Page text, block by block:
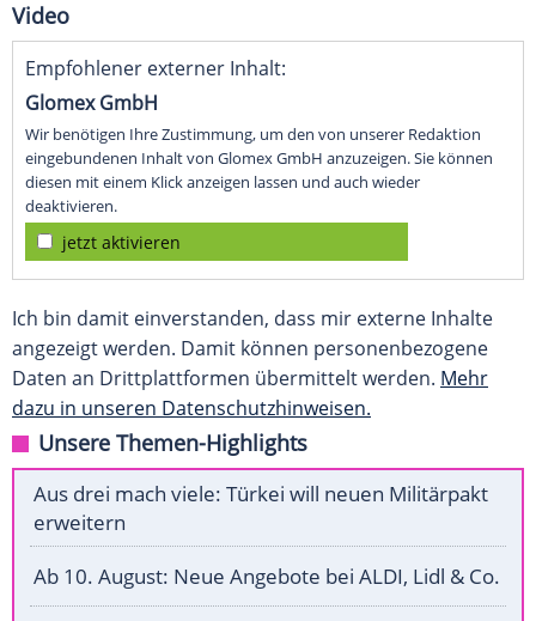
Video
Empfohlener externer Inhalt:
Glomex GmbH
Wir benötigen Ihre Zustimmung, um den von unserer Redaktion
eingebundenen Inhalt von Glomex GmbH anzuzeigen. Sie können
diesen mit einem Klick anzeigen lassen und auch wieder
deaktivieren.
jetzt aktivieren
Ich bin damit einverstanden, dass mir externe Inhalte
angezeigt werden. Damit können personenbezogene
Daten an Drittplattformen übermittelt werden. Mehr
dazu in unseren Datenschutzhinweisen.
Unsere Themen-Highlights
Aus drei mach viele: Türkei will neuen Militärpakt
erweitern
Ab 10. August: Neue Angebote bei ALDI, Lidl & Co.